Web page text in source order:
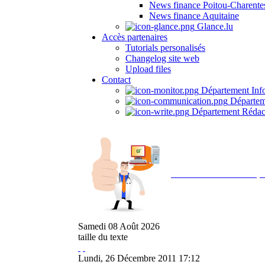
News finance Poitou-
News finance Aquitaine
Glance.lu
Accès partenaires
Tutorials personalisés
Changelog site web
Upload files
Contact
Département
Département
Samedi 08 Août 2026
taille du texte
Lundi, 26 Décembre 2011 17:12